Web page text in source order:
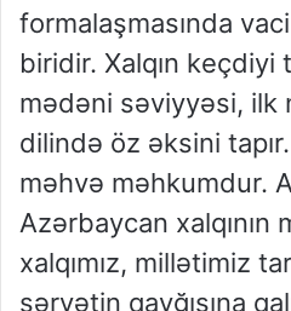
formalaşmasında
biridir. Xalqın keçdiyi
mədəni səviyyəsi, ilk
dilində öz əksini
məhvə məhkumdur.
Azərbaycan xalqının
xalqımız, millətimiz
sərvətin qayğısına